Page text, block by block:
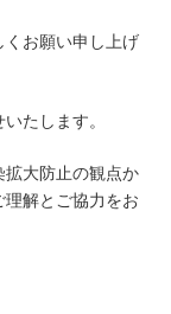
くお願い申し上げ
たします。
拡大防止の観点か
理解とご協力をお